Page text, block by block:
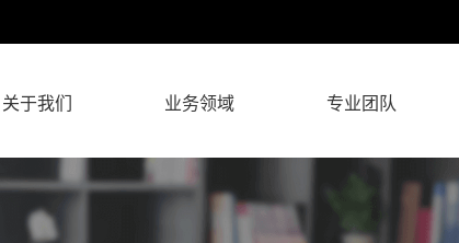
关于我们 业务领域 专业团队